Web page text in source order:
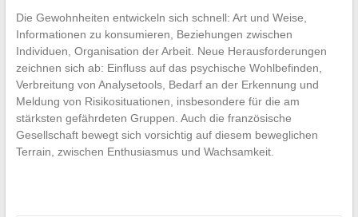
Die Gewohnheiten entwickeln sich schnell: Art und Weise,
Informationen zu konsumieren, Beziehungen zwischen
Individuen, Organisation der Arbeit. Neue Herausforderungen
zeichnen sich ab: Einfluss auf das psychische Wohlbefinden,
Verbreitung von Analysetools, Bedarf an der Erkennung und
Meldung von Risikosituationen, insbesondere für die am
stärksten gefährdeten Gruppen. Auch die französische
Gesellschaft bewegt sich vorsichtig auf diesem beweglichen
Terrain, zwischen Enthusiasmus und Wachsamkeit.